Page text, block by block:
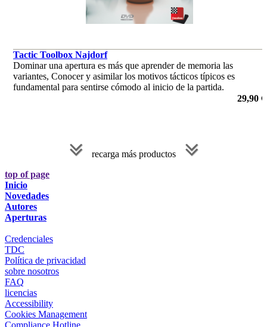
Tactic Toolbox Najdorf
Dominar una apertura es más que aprender de memoria las
variantes, Conocer y asimilar los motivos tácticos típicos es
fundamental para sentirse cómodo al inicio de la partida.
29,90 €
recarga más productos
top of page
Inicio
Novedades
Autores
Aperturas
Credenciales
TDC
Política de privacidad
sobre nosotros
FAQ
licencias
Accessibility
Cookies Management
Compliance Hotline